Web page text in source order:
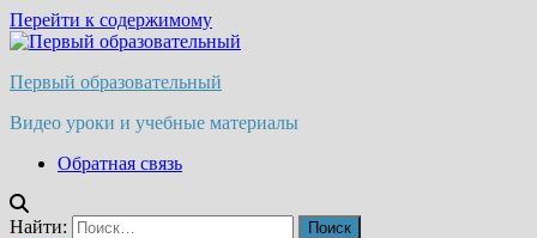
Перейти к содержимому
Первый образовательный
Видео уроки и учебные материалы
Обратная связь
Найти: